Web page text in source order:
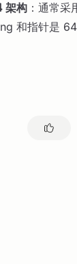
架构 ：通常
和指针是 64